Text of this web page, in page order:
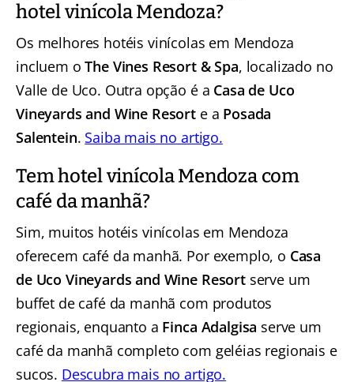
hotel vinícola Mendoza?
Os melhores hotéis vinícolas em Mendoza
incluem oThe Vines Resort & Spa, localizado no
Valle de Uco. Outra opção é a Casa de Uco
Vineyards and Wine Resort e a Posada
Salentein. Saiba mais no artigo.
Tem hotel vinícola Mendoza com
café da manhã?
Sim, muitos hotéis vinícolas em Mendoza
oferecem café da manhã. Por exemplo, o Casa
de Uco Vineyards and Wine Resortserve um
buffet de café da manhã com produtos
regionais, enquanto a Finca Adalgisa serve um
café da manhã completo com geléias regionais e
sucos. Descubra mais no artigo.